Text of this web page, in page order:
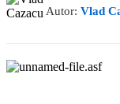
Autor: Vlad